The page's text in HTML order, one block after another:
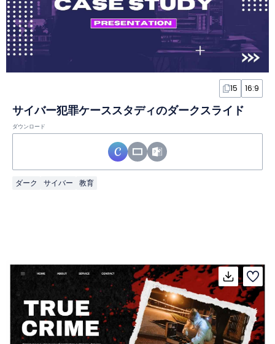
15 16:9
サイバー犯罪ケーススタディのダークスライド
ダウンロード
ダーク サイバー 教育